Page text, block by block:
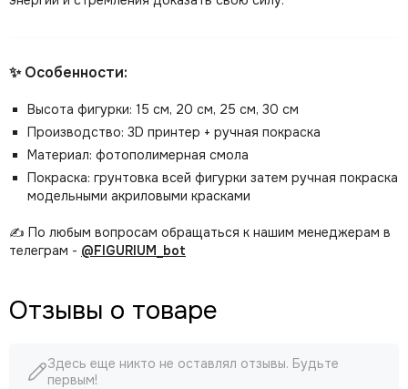
✨ Особенности:
Высота фигурки: 15 см, 20 см, 25 см, 30 см
Производство: 3D принтер + ручная покраска
Материал: фотополимерная смола
Покраска: грунтовка всей фигурки затем ручная покраска
модельными акриловыми красками
✍️ По любым вопросам обращаться к нашим менеджерам в
телеграм - @FIGURIUM_bot
Отзывы о товаре
Здесь еще никто не оставлял отзывы. Будьте
первым!